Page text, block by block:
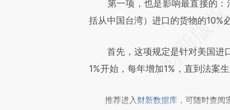
第一项，也是影响最直接的：
括从中国台湾）进口的货物的10%
首先，这项规定是针对美国进
1%开始，每年增加1%，直到法案生
推荐进入 财新数据库 ，可随时查阅